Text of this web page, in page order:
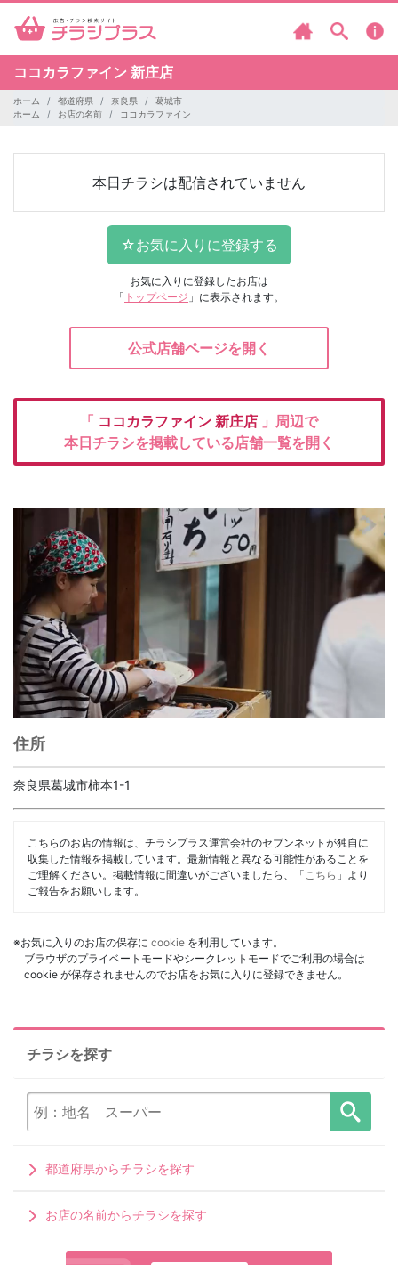
ココカラファイン 新庄店
ホーム 都道府県 奈良県
葛城市
ホーム
お店の名前 ココカラファイン
本日チラシは配信されていません
お気に入りに登録したお店は
「 トップページ 」に表示されます。
公式店舗ページを開く
「 ココカラファイン 新庄店 」周辺で
本日チラシを掲載している店舗一覧を開く
住所
奈良県葛城市柿本1-1
こちらのお店の情報は、チラシプラス運営会社のセブンネットが独自に
収集した情報を掲載しています。最新情報と異なる可能性があることを
ご理解ください。掲載情報に間違いがございましたら、「 こちら 」より
ご報告をお願いします。
※お気に入りのお店の保存に cookie を利用しています。
ブラウザのプライベートモードやシークレットモードでご利用の場合は
cookie が保存されませんのでお店をお気に入りに登録できません。
チラシを探す
都道府県からチラシを探す
お店の名前からチラシを探す